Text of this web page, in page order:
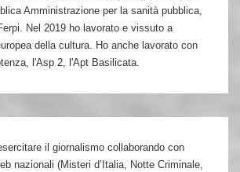
Amministrazione per la sanità pubblica,
Nel 2019 ho lavorato e vissuto a
della cultura. Ho anche lavorato con
l'Asp 2, l'Apt Basilicata.
il giornalismo collaborando con
nazionali (Misteri d’Italia, Notte Criminale,